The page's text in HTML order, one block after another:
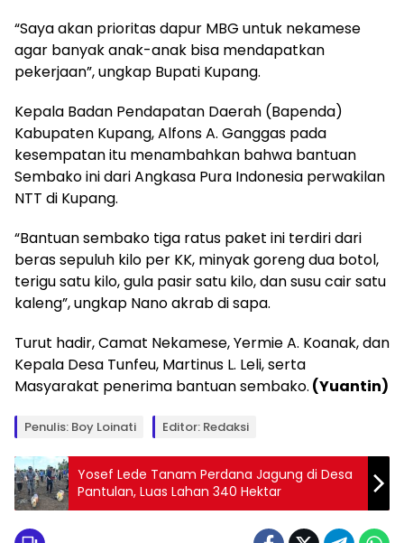
“Saya akan prioritas dapur MBG untuk nekamese
agar banyak anak-anak bisa mendapatkan
pekerjaan”, ungkap Bupati Kupang.
Kepala Badan Pendapatan Daerah (Bapenda)
Kabupaten Kupang, Alfons A. Ganggas pada
kesempatan itu menambahkan bahwa bantuan
Sembako ini dari Angkasa Pura Indonesia perwakilan
NTT di Kupang.
“Bantuan sembako tiga ratus paket ini terdiri dari
beras sepuluh kilo per KK, minyak goreng dua botol,
terigu satu kilo, gula pasir satu kilo, dan susu cair satu
kaleng”, ungkap Nano akrab di sapa.
Turut hadir, Camat Nekamese, Yermie A. Koanak, dan
Kepala Desa Tunfeu, Martinus L. Leli, serta
Masyarakat penerima bantuan sembako. (Yuantin)
Penulis: Boy Loinati Editor: Redaksi
Yosef Lede Tanam Perdana Jagung di Desa
Pantulan, Luas Lahan 340 Hektar